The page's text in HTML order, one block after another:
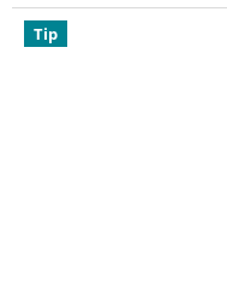
Tip